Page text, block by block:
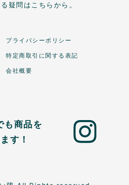
疑問はこちらから。
プライバシーポリシー
特定商取引に関する表記
会社概要
商品を
す！